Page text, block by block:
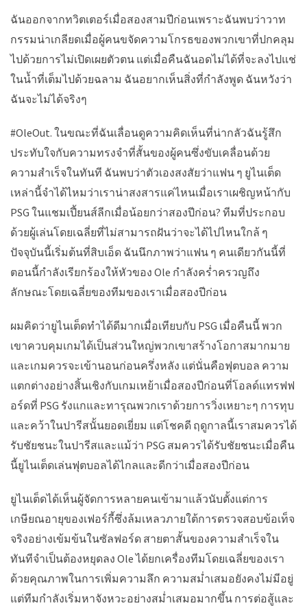
ฉันออกจากทวิตเตอร์เมื่อสองสามปีก่อนเพราะฉันพบว่าวาท
กรรมน่าเกลียดเมื่อผู้คนขจัดความโกรธของพวกเขาที่ปกคลุม
ไปด้วยการไม่เปิดเผยตัวตน แต่เมื่อคืนฉันอดไม่ได้ที่จะลงไปแช่
ในน้ำที่เต็มไปด้วยฉลาม ฉันอยากเห็นสิ่งที่กำลังพูด ฉันหวังว่า
ฉันจะไม่ได้จริงๆ
#OleOut. ในขณะที่ฉันเลื่อนดูความคิดเห็นที่น่ากลัวฉันรู้สึก
ประทับใจกับความทรงจำที่สั้นของผู้คนซึ่งขับเคลื่อนด้วย
ความสำเร็จในทันที ฉันพบว่าตัวเองสงสัยว่าแฟน ๆ ยูไนเต็ด
เหล่านี้จำได้ไหมว่าเราน่าสงสารแค่ไหนเมื่อเราเผชิญหน้ากับ
PSG ในแชมเปี้ยนส์ลีกเมื่อน้อยกว่าสองปีก่อน? ทีมที่ประกอบ
ด้วยผู้เล่นโดยเฉลี่ยที่ไม่สามารถฝันว่าจะได้ไปไหนใกล้ ๆ
ปัจจุบันนี้เริ่มต้นที่สิบเอ็ด ฉันนึกภาพว่าแฟน ๆ คนเดียวกันนี้ที่
ตอนนี้กำลังเรียกร้องให้หัวของ Ole กำลังคร่ำครวญถึง
ลักษณะโดยเฉลี่ยของทีมของเราเมื่อสองปีก่อน
ผมคิดว่ายูไนเต็ดทำได้ดีมากเมื่อเทียบกับ PSG เมื่อคืนนี้ พวก
เขาควบคุมเกมได้เป็นส่วนใหญ่พวกเขาสร้างโอกาสมากมาย
และเกมควรจะเข้านอนก่อนครึ่งหลัง แต่นั่นคือฟุตบอล ความ
แตกต่างอย่างสิ้นเชิงกับเกมเหย้าเมื่อสองปีก่อนที่โอลด์แทรฟฟ
อร์ดที่ PSG รังแกและทารุณพวกเราด้วยการวิ่งเหยาะๆ การทุบ
และคว้าในปารีสนั้นยอดเยี่ยม แต่โชคดี ฤดูกาลนี้เราสมควรได้
รับชัยชนะในปารีสและแม้ว่า PSG สมควรได้รับชัยชนะเมื่อคืน
นี้ยูไนเต็ดเล่นฟุตบอลได้ไกลและดีกว่าเมื่อสองปีก่อน
ยูไนเต็ดได้เห็นผู้จัดการหลายคนเข้ามาแล้วนับตั้งแต่การ
เกษียณอายุของเฟอร์กี้ซึ่งล้มเหลวภายใต้การตรวจสอบข้อเท็จ
จริงอย่างเข้มข้นในซัลฟอร์ด สายตาสั้นของความสำเร็จใน
ทันทีจำเป็นต้องหยุดลง Ole ได้ยกเครื่องทีมโดยเฉลี่ยของเรา
ด้วยคุณภาพในการเพิ่มความลึก ความสม่ำเสมอยังคงไม่มีอยู่
แต่ทีมกำลังเริ่มหาจังหวะอย่างสม่ำเสมอมากขึ้น การต่อสู้และ